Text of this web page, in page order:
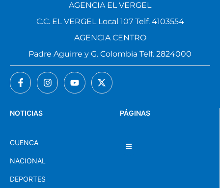
PÁGINAS
NOTICIAS
CUENCA
NACIONAL
DEPORTES
AGENCIA EL VERGEL
C.C. EL VERGEL Local 107 Telf. 4103554
AGENCIA CENTRO
Padre Aguirre y G. Colombia Telf. 2824000